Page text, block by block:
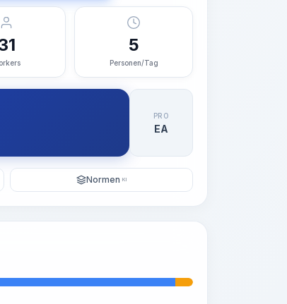
5
Personen/Tag
PRO
EA
Normen KI